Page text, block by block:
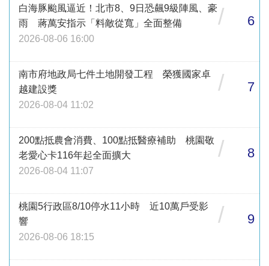
白海豚颱風逼近！北市8、9日恐飆9級陣風、豪
雨 蔣萬安指示「料敵從寬」全面整備
2026-08-06 16:00
/ 6
南市府地政局七件土地開發工程 榮獲國家卓
越建設獎
2026-08-04 11:02
/ 7
200點抵農會消費、100點抵醫療補助 桃園敬
老愛心卡116年起全面擴大
2026-08-04 11:07
/ 8
桃園5行政區8/10停水11小時 近10萬戶受影
響
2026-08-06 18:15
/ 9